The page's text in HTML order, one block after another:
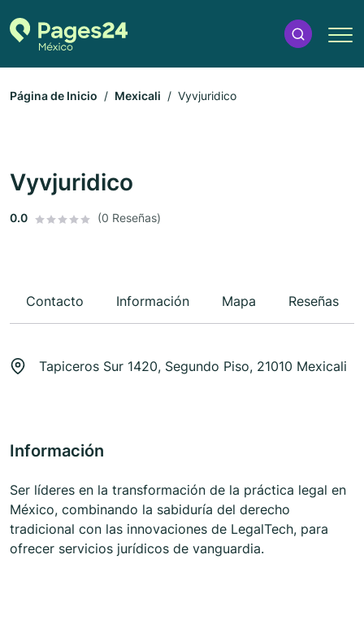
Página de Inicio Mexicali Vyvjuridico
Vyvjuridico
0.0 (0 Reseñas)
Contacto Información Mapa Reseñas
Tapiceros Sur 1420, Segundo Piso, 21010 Mexicali
Información
Ser líderes en la transformación de la práctica legal en
México, combinando la sabiduría del derecho
tradicional con las innovaciones de LegalTech, para
ofrecer servicios jurídicos de vanguardia.